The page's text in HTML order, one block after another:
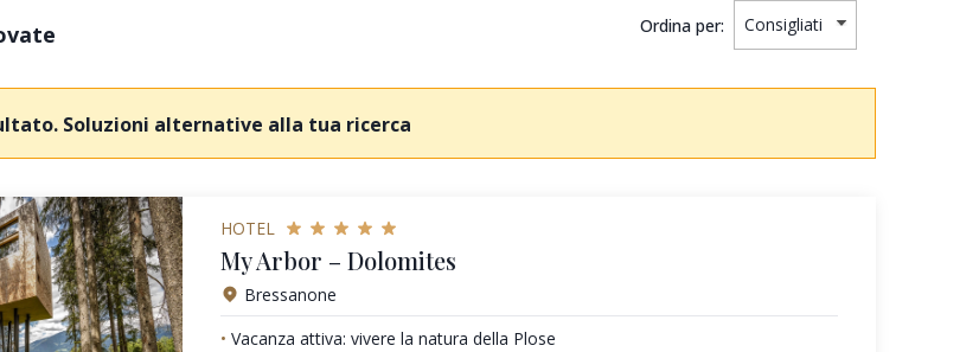
Ordina per:
Soluzioni alternative alla tua ricerca
HOTEL
My Arbor – Dolomites
Bressanone
Vacanza attiva: vivere la natura della Plose